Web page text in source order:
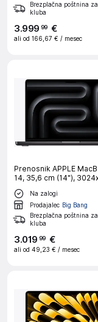
Brezplačna poštnina
kluba
3.999 99 €
ali od 166,67 € / mesec
Prenosnik APPLE
14, 35,6 cm (14"),
M5 Pro (15/16), 24 GB
SSD, macOS, Space
Na zalogi
Prodajalec Big Bang
Brezplačna poštnina
kluba
3.019 99 €
ali od 49,23 € / mesec